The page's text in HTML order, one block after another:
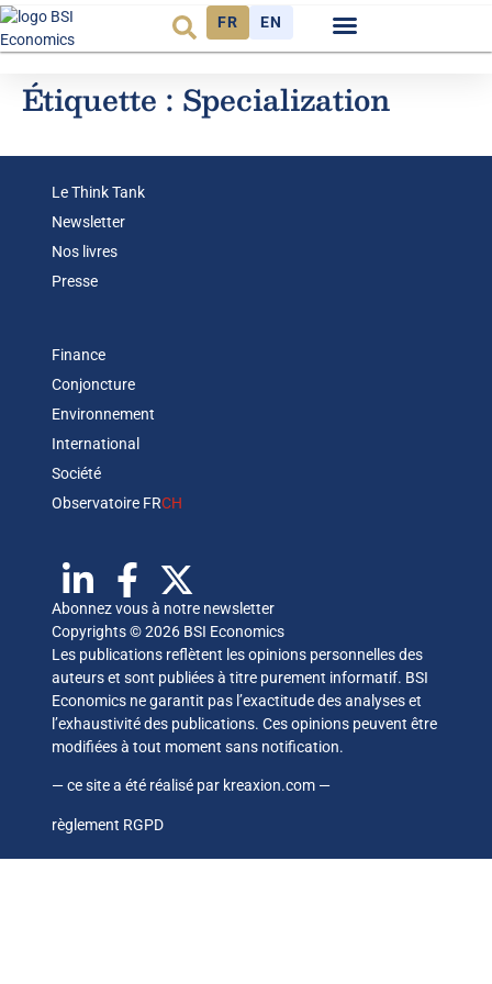
FR EN
Étiquette : Specialization
Le Think Tank
Newsletter
Nos livres
Presse
Finance
Conjoncture
Environnement
International
Société
Observatoire FRCH
Abonnez vous à notre newsletter
Copyrights © 2026 BSI Economics
Les publications reflètent les opinions personnelles des
auteurs et sont publiées à titre purement informatif. BSI
Economics ne garantit pas l’exactitude des analyses et
l’exhaustivité des publications. Ces opinions peuvent être
modifiées à tout moment sans notification.
— ce site a été réalisé par kreaxion.com —
règlement RGPD